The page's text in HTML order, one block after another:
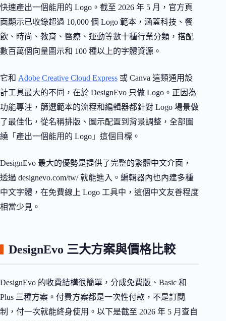
快速產出一個能用的 Logo。截至 2026 年 5 月，官方頁
面顯示已收錄超過 10,000 個 Logo 範本，涵蓋科技、餐
飲、時尚、教育、醫療、運動等數十種行業分類，搭配
數百萬個向量圖示和 100 種以上的字體資源。
它和 Adobe Creative Cloud Express 或 Canva 這類通用設
計工具最大的不同，在於 DesignEvo 只做 Logo。正因為
功能專注，篩選範本的流程和編輯器都針對 Logo 場景做
了最佳化，從名稱排版、圖示配置到背景調整，全部圍
繞「產出一個能用的 Logo」這個目標。
DesignEvo 最大的優勢是提供了完整的繁體中文介面，
透過 designevo.com/tw/ 就能進入。編輯器內也內建多種
中文字體，在免費線上 Logo 工具中，這個中文友善程度
相當少見。
DesignEvo 三大方案與價格比較
DesignEvo 的收費結構很簡單，分成免費版、Basic 和
Plus 三種方案。付費方案都是一次性付款，不是訂閱
制，付一次就能終身使用。以下是截至 2026 年 5 月查自